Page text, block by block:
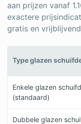
aan prijzen vanaf
exactere
gratis en
Type glazen
Enkele glazen
(standaard)
Dubbele glazen